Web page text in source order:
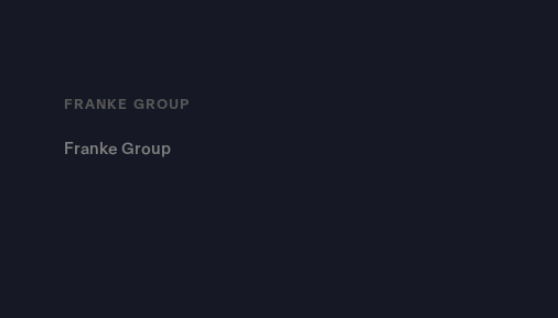
FRANKE GROUP
Franke Group